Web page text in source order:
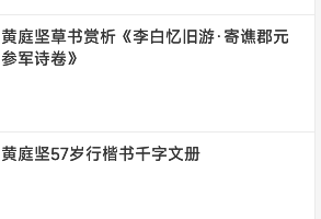
黄庭坚草书赏析《李白忆旧游·寄谯郡元
参军诗卷》
黄庭坚57岁行楷书千字文册